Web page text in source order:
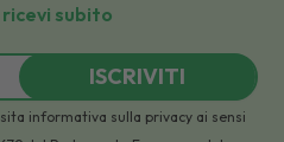
subito
ISCRIVITI
informativa sulla privacy ai sensi